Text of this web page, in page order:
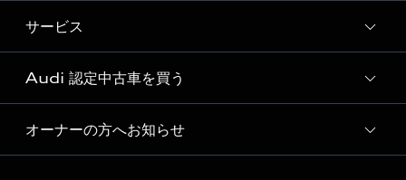
デジタルサービス
見積り依頼
試乗予約
特別仕様モデル / 限定モデル
e-tronラインアップ
価格シミュレーション
車両比較
純正アクセサリー
オンラインショップ
Audi collection
アウディナビアプリ
サービス
サービス入庫予約
サービスプログラム
メンテナンス
Audi 認定中古車を買う
Audi認定中古車
オーナーの方へお知らせ